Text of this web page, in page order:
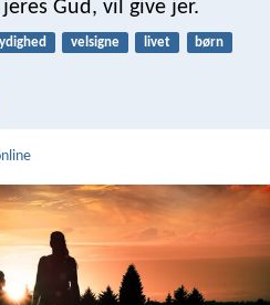
Gud, vil give jer.
lydighed velsigne livet børn